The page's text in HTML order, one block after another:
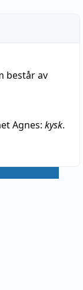
består av
Agnes: kysk.